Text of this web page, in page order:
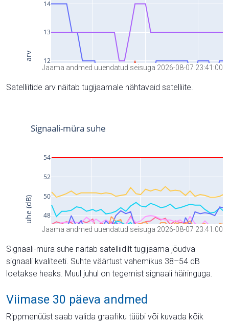
Jaama andmed uuendatud seisuga 2026-08-07 23:41:00
Satelliitide arv näitab tugijaamale nähtavaid satelliite.
Jaama andmed uuendatud seisuga 2026-08-07 23:41:00
Signaali-müra suhe näitab satelliidilt tugijaama jõudva
signaali kvaliteeti. Suhte väärtust vahemikus 38–54 dB
loetakse heaks. Muul juhul on tegemist signaali häiringuga.
Viimase 30 päeva andmed
Rippmenüüst saab valida graafiku tüübi või kuvada kõik